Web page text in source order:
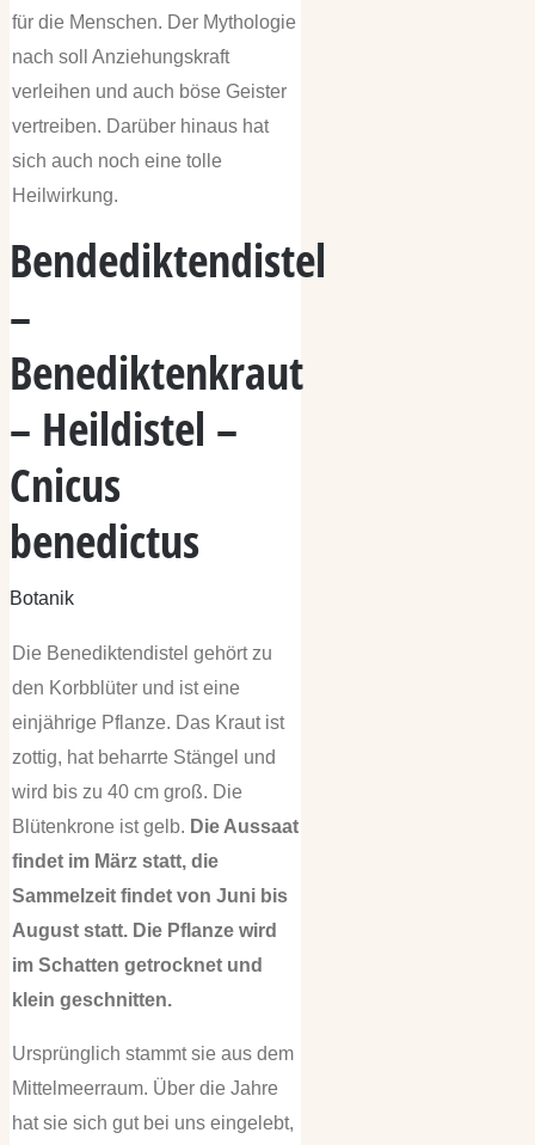
für die Menschen. Der Mythologie
nach soll Anziehungskraft
verleihen und auch böse Geister
vertreiben. Darüber hinaus hat
sich auch noch eine tolle
Heilwirkung.
Bendediktendistel
–
Benediktenkraut
– Heildistel –
Cnicus
benedictus
Botanik
Die Benediktendistel gehört zu
den Korbblüter und ist eine
einjährige Pflanze. Das Kraut ist
zottig, hat beharrte Stängel und
wird bis zu 40 cm groß. Die
Blütenkrone ist gelb. Die Aussaat
findet im März statt, die
Sammelzeit findet von Juni bis
August statt. Die Pflanze wird
im Schatten getrocknet und
klein geschnitten.
Ursprünglich stammt sie aus dem
Mittelmeerraum. Über die Jahre
hat sie sich gut bei uns eingelebt,